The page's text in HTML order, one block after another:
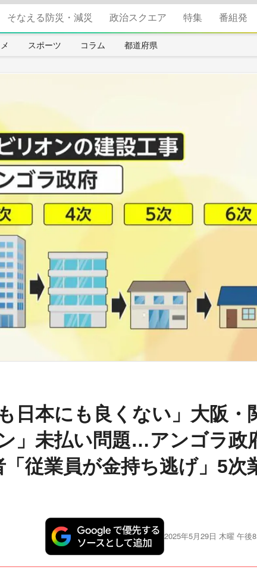
そなえる防災・減災 政治スクエア 特集 番組発
スポーツ コラム 都道府県
日本にも良くない」大阪・
」未払い問題…アンゴラ政
「従業員が金持ち逃げ」5次
2025年5月29日 木曜 午後